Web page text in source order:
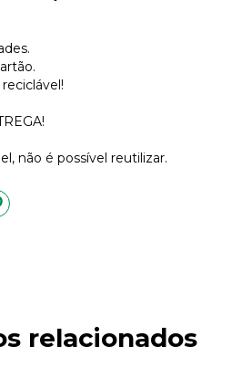
não é possível reutilizar.
relacionados